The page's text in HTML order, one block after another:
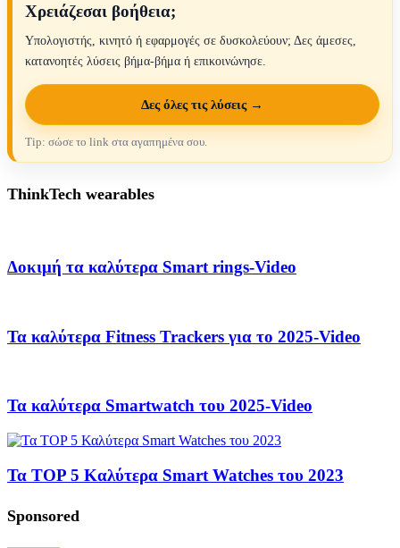
Χρειάζεσαι βοήθεια;
Υπολογιστής, κινητό ή εφαρμογές σε δυσκολεύουν; Δες άμεσες,
κατανοητές λύσεις βήμα-βήμα ή επικοινώνησε.
Δες όλες τις λύσεις →
Tip: σώσε το link στα αγαπημένα σου.
ThinkTech wearables
Δοκιμή τα καλύτερα Smart rings-Video
Τα καλύτερα Fitness Trackers για το 2025-Video
Τα καλύτερα Smartwatch του 2025-Video
Τα TOP 5 Καλύτερα Smart Watches του 2023
Sponsored